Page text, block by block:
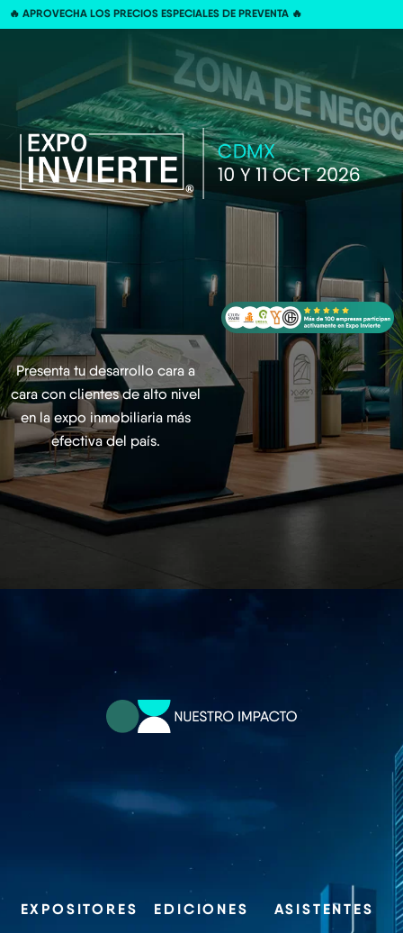
🔥 APROVECHA LOS PRECIOS ESPECIALES DE PREVENTA 🔥
Presenta tu desarrollo cara a
cara con clientes de alto nivel
en la expo inmobiliaria más
efectiva del país.
EXPOSITORES EDICIONES ASISTENTES